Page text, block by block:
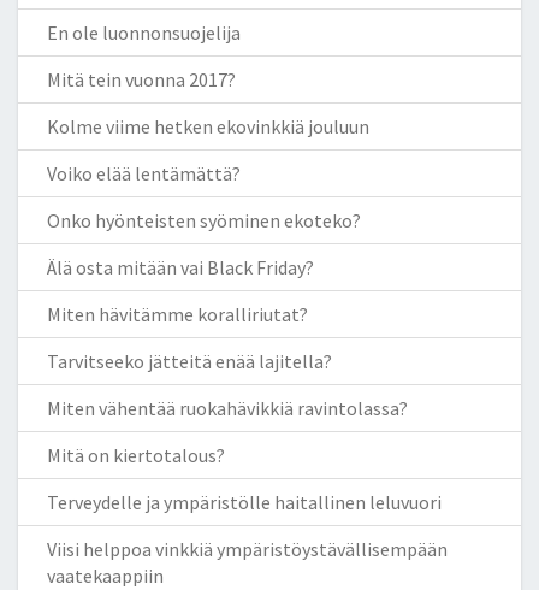
En ole luonnonsuojelija
Mitä tein vuonna 2017?
Kolme viime hetken ekovinkkiä jouluun
Voiko elää lentämättä?
Onko hyönteisten syöminen ekoteko?
Älä osta mitään vai Black Friday?
Miten hävitämme koralliriutat?
Tarvitseeko jätteitä enää lajitella?
Miten vähentää ruokahävikkiä ravintolassa?
Mitä on kiertotalous?
Terveydelle ja ympäristölle haitallinen leluvuori
Viisi helppoa vinkkiä ympäristöystävällisempään
vaatekaappiin